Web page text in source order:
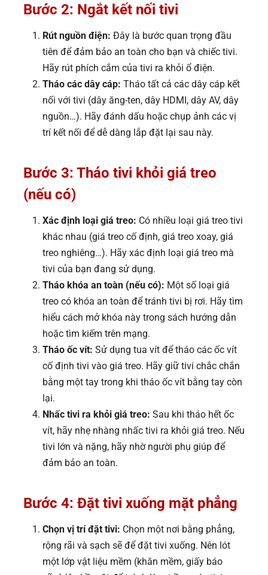
Bước 2: Ngắt kết nối tivi
Rút nguồn điện: Đây là bước quan trọng đầu
tiên để đảm bảo an toàn cho bạn và chiếc tivi.
Hãy rút phích cắm của tivi ra khỏi ổ điện.
Tháo các dây cáp: Tháo tất cả các dây cáp kết
nối với tivi (dây ăng-ten, dây HDMI, dây AV, dây
nguồn…). Hãy đánh dấu hoặc chụp ảnh các vị
trí kết nối để dễ dàng lắp đặt lại sau này.
Bước 3: Tháo tivi khỏi giá treo
(nếu có)
Xác định loại giá treo: Có nhiều loại giá treo tivi
khác nhau (giá treo cố định, giá treo xoay, giá
treo nghiêng…). Hãy xác định loại giá treo mà
tivi của bạn đang sử dụng.
Tháo khóa an toàn (nếu có): Một số loại giá
treo có khóa an toàn để tránh tivi bị rơi. Hãy tìm
hiểu cách mở khóa này trong sách hướng dẫn
hoặc tìm kiếm trên mạng.
Tháo ốc vít: Sử dụng tua vít để tháo các ốc vít
cố định tivi vào giá treo. Hãy giữ tivi chắc chắn
bằng một tay trong khi tháo ốc vít bằng tay còn
lại.
Nhấc tivi ra khỏi giá treo: Sau khi tháo hết ốc
vít, hãy nhẹ nhàng nhấc tivi ra khỏi giá treo. Nếu
tivi lớn và nặng, hãy nhờ người phụ giúp để
đảm bảo an toàn.
Bước 4: Đặt tivi xuống mặt phẳng
Chọn vị trí đặt tivi: Chọn một nơi bằng phẳng,
rộng rãi và sạch sẽ để đặt tivi xuống. Nên lót
một lớp vật liệu mềm (khăn mềm, giấy báo